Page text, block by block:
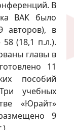
В
ВАК было
авторов), в
(18,1 п.л.).
главы в
11
пособий
учебных
«Юрайт»
9